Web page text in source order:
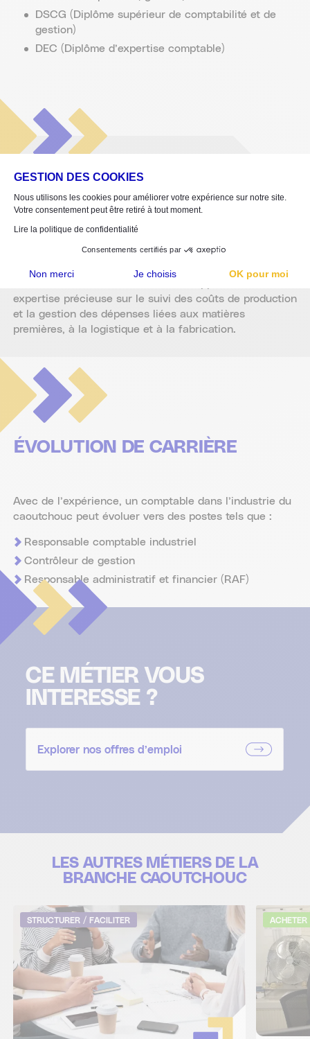
GESTION DES COOKIES
Nous utilisons les cookies pour améliorer votre expérience sur notre site.
Votre consentement peut être retiré à tout moment.
Lire la politique de confidentialité
Consentements certifiés par
Non merci Je choisis OK pour moi
Axeptio consent
Plateforme de Gestion du Consentement : Personnalisez vos Options
Notre plateforme vous permet d'adapter et de gérer vos paramètres de confidentialité, en
DSCG (Diplôme supérieur de comptabilité et de
gestion)
DEC (Diplôme d’expertise comptable)
INSERTION
PROFESSIONNELLE
Le comptable peut travailler dans tous types de
l’industrie du caoutchouc, il ou elle apporte une
expertise précieuse sur le suivi des coûts de production
et la gestion des dépenses liées aux matières
premières, à la logistique et à la fabrication.
ÉVOLUTION DE CARRIÈRE
Avec de l’expérience, un comptable dans l’industrie du
caoutchouc peut évoluer vers des postes tels que :
Responsable comptable industriel
Contrôleur de gestion
Responsable administratif et financier (RAF)
CE MÉTIER VOUS
INTERESSE ?
Explorer nos offres d’emploi
LES AUTRES MÉTIERS DE LA
BRANCHE CAOUTCHOUC
STRUCTURER / FACILITER